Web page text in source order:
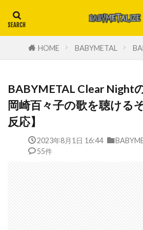
HOME BABYMETAL
BABYMETAL Clear Night
岡崎百々子の歌を聴け
反応】
2023年8月1日 16:44
55件